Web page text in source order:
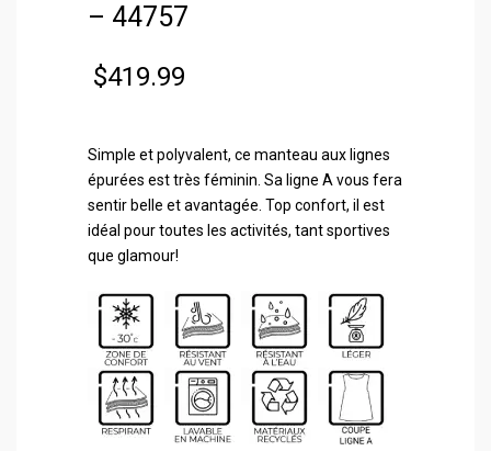
– 44757
$419.99
Simple et polyvalent, ce manteau aux lignes
épurées est très féminin. Sa ligne A vous fera
sentir belle et avantagée. Top confort, il est
idéal pour toutes les activités, tant sportives
que glamour!